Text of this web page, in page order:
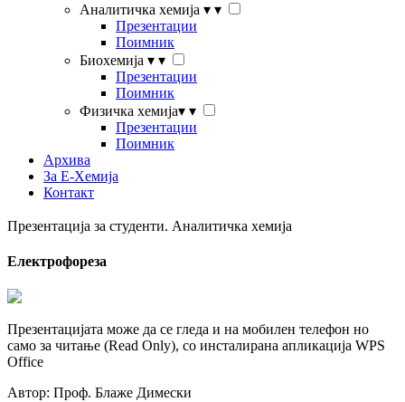
Аналитичка хемија ▾ ▾
Презентации
Поимник
Биохемија ▾ ▾
Презентации
Поимник
Физичка хемија▾ ▾
Презентации
Поимник
Архива
За Е-Хемија
Контакт
Презентација за студенти. Аналитичка хемија
Електрофореза
Презентацијата може да се гледа и на мобилен телефон но
само за читање (Read Only), со инсталирана апликација WPS
Office
Автор: Проф. Блаже Димески